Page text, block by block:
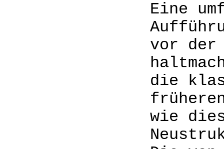
Eine
vor der
die
wie